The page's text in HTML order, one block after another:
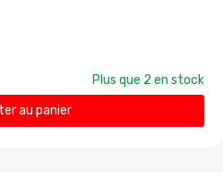
Plus que 2 en stock
au panier